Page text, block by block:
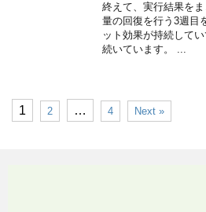
終えて、実行結果を
量の回復を行う3週目
ット効果が持続して
続いています。 ...
1 2 … 4 Next »